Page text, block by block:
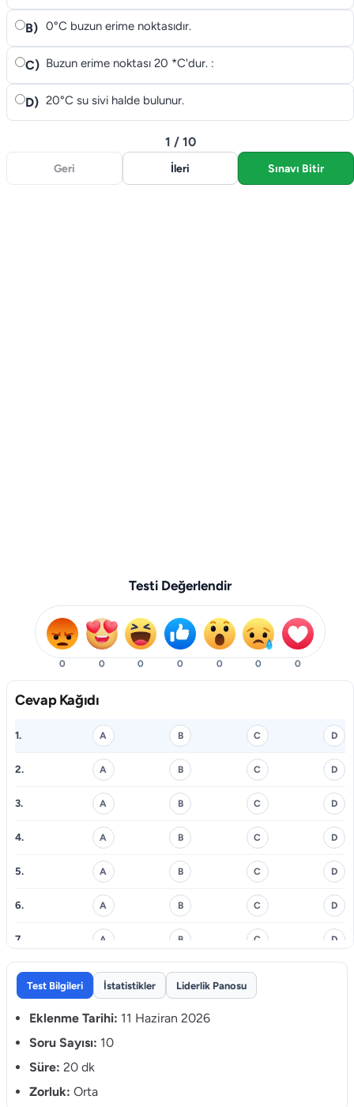
B) 0°C buzun erime noktasıdır.
C) Buzun erime noktası 20 *C'dur. :
D) 20°C su sivi halde bulunur.
Geri
1 / 10
İleri Sınavı Bitir
Testi Değerlendir
0 0 0 0 0 0 0
Cevap Kağıdı
1. A B C D
2. A B C D
3. A B C D
4. A B C D
5. A B C D
6. A B C D
7. A B C D
8. A B C
10. A
Test Bilgileri İstatistikler Liderlik Panosu
Eklenme Tarihi: 11 Haziran 2026
Soru Sayısı: 10
Süre: 20 dk
Zorluk: Orta